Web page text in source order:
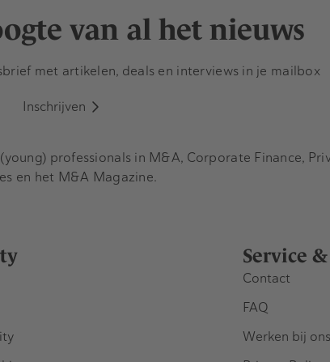
van al het nieuws
met artikelen, deals en interviews in je mailbox
Inschrijven
Service
Contact
FAQ
Werken bij ons
professionals in M&A, Corporate Finance,
en het M&A Magazine.